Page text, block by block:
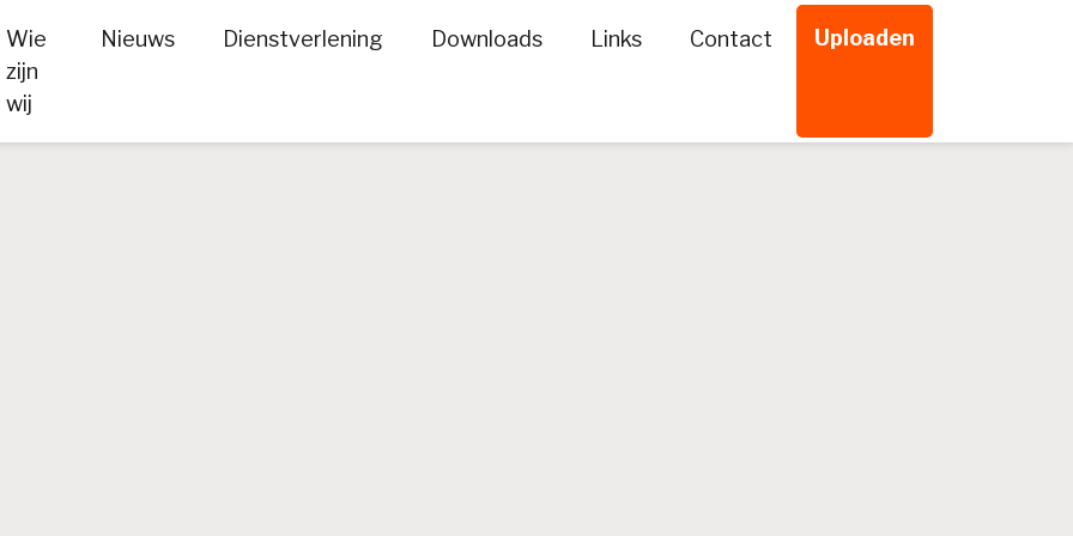
Wie
zijn
wij
Nieuws Dienstverlening Downloads Links Contact Uploaden